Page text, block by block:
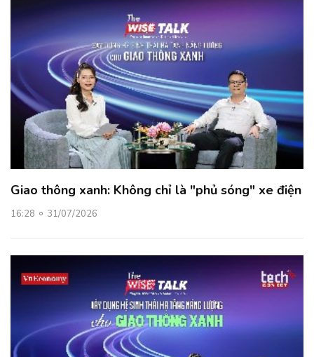
Giao thông xanh: Không chỉ là "phủ sóng" xe điện
16:28 31/07/2026